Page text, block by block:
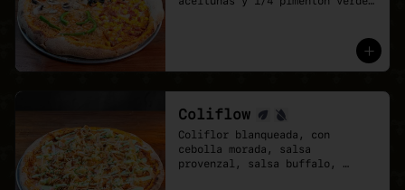
elegir, elige una que lo tenga
Coliflow
Coliflor blanqueada, con
cebolla morada, salsa
provenzal, salsa buffalo,